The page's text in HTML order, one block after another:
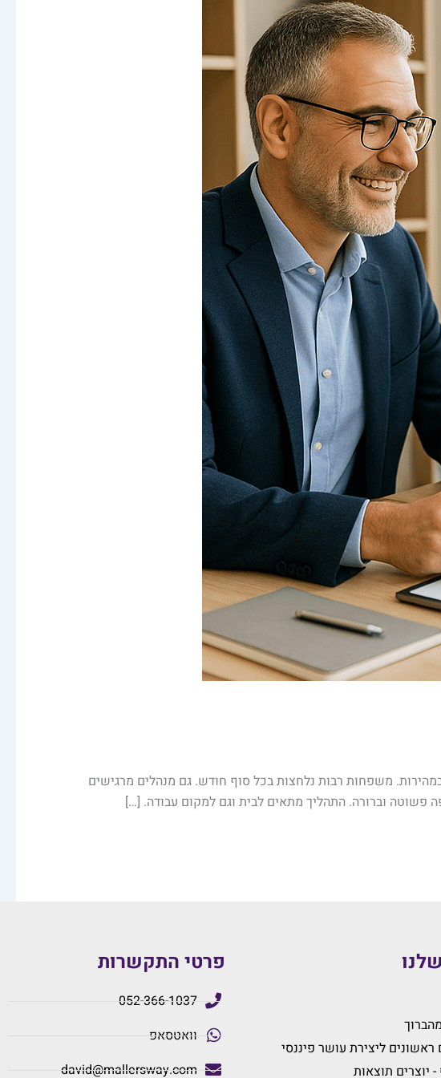
משפחות רבות נלחצות בכל סוף חודש. גם מנהלים מרגישים
פשוטה וברורה. התהליך מתאים לבית וגם למקום עבודה. […]
ליצירת עושר פיננסי
יוצרים תוצאות
פרטי התקשרות
052-366-1037
וואטסאפ
david@mallersway.com